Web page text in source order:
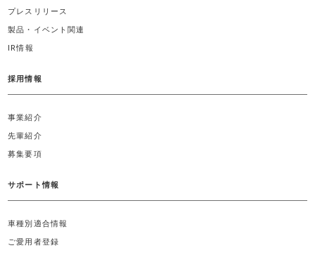
プレスリリース
製品・イベント関連
IR情報
採用情報
事業紹介
先輩紹介
募集要項
サポート情報
車種別適合情報
ご愛用者登録